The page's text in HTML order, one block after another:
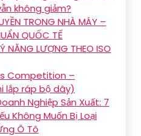
không giảm?
TRONG NHÀ MÁY –
QUỐC TẾ
NĂNG LƯỢNG THEO ISO
Competition –
lắp ráp bộ dây)
Nghiệp Sản Xuất: 7
Không Muốn Bị Loại
Ô Tô